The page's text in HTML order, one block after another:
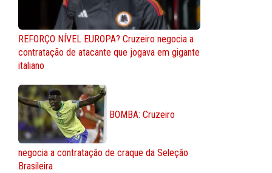
REFORÇO NÍVEL EUROPA? Cruzeiro negocia a
contratação de atacante que jogava em gigante
italiano
BOMBA: Cruzeiro
negocia a contratação de craque da Seleção
Brasileira